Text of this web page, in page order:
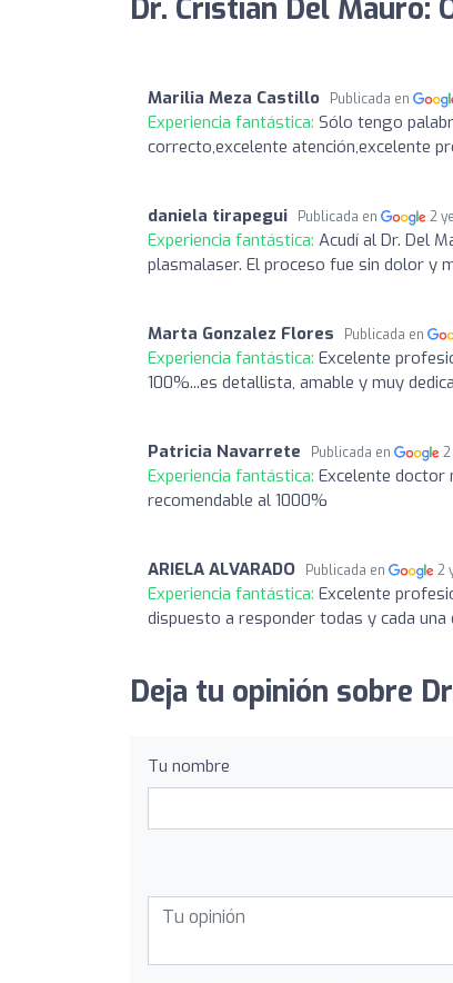
Dr. Cristian Del Mauro:
Marilia Meza Castillo Publicada en
Experiencia fantástica: Sólo tengo
correcto,excelente atención,excelente
daniela tirapegui Publicada en 2
Experiencia fantástica: Acudí al Dr. Del
plasmalaser. El proceso fue sin dolor y
Marta Gonzalez Flores Publicada en
Experiencia fantástica: Excelente
100%...es detallista, amable y muy
Patricia Navarrete Publicada en
Experiencia fantástica: Excelente doctor
recomendable al 1000%
ARIELA ALVARADO Publicada en 2
Experiencia fantástica: Excelente
dispuesto a responder todas y cada
Deja tu opinión sobre
Tu nombre